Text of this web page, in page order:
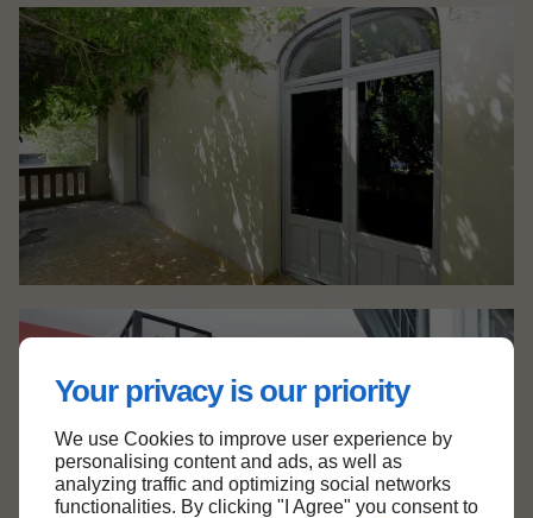
Your privacy is our priority
We use Cookies to improve user experience by
personalising content and ads, as well as
analyzing traffic and optimizing social networks
functionalities. By clicking "I Agree" you consent to